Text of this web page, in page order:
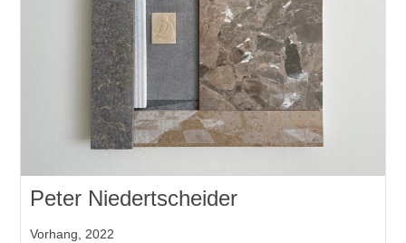
Peter Niedertscheider
Vorhang, 2022